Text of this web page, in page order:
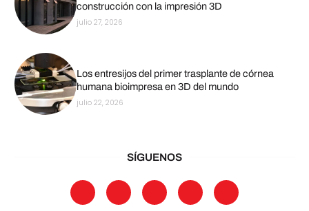
construcción con la impresión 3D
julio 27, 2026
Los entresijos del primer trasplante de córnea
humana bioimpresa en 3D del mundo
julio 22, 2026
SÍGUENOS